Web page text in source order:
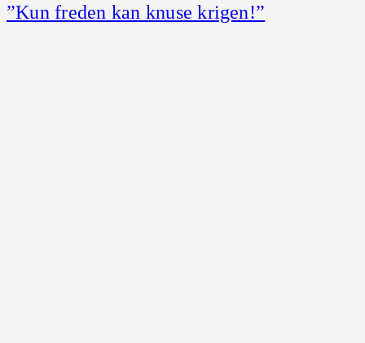
”Kun freden kan knuse krigen!”